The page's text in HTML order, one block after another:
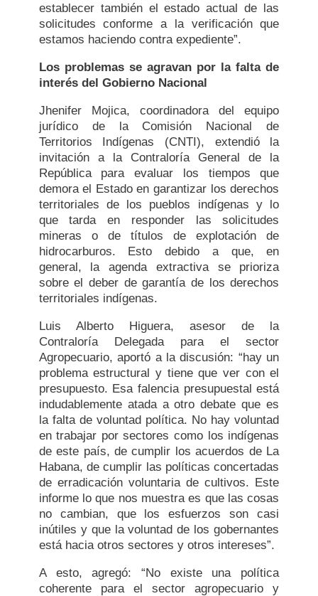
establecer también el estado actual de las
solicitudes conforme a la verificación que
estamos haciendo contra expediente”.
Los problemas se agravan por la falta de
interés del Gobierno Nacional
Jhenifer Mojica, coordinadora del equipo
jurídico de la Comisión Nacional de
Territorios Indígenas (CNTI), extendió la
invitación a la Contraloría General de la
República para evaluar los tiempos que
demora el Estado en garantizar los derechos
territoriales de los pueblos indígenas y lo
que tarda en responder las solicitudes
mineras o de títulos de explotación de
hidrocarburos. Esto debido a que, en
general, la agenda extractiva se prioriza
sobre el deber de garantía de los derechos
territoriales indígenas.
Luis Alberto Higuera, asesor de la
Contraloría Delegada para el sector
Agropecuario, aportó a la discusión: “hay un
problema estructural y tiene que ver con el
presupuesto. Esa falencia presupuestal está
indudablemente atada a otro debate que es
la falta de voluntad política. No hay voluntad
en trabajar por sectores como los indígenas
de este país, de cumplir los acuerdos de La
Habana, de cumplir las políticas concertadas
de erradicación voluntaria de cultivos. Este
informe lo que nos muestra es que las cosas
no cambian, que los esfuerzos son casi
inútiles y que la voluntad de los gobernantes
está hacia otros sectores y otros intereses”.
A esto, agregó: “No existe una política
coherente para el sector agropecuario y